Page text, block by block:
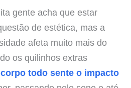
gente acha que estar
de estética, mas a
afeta muito mais do
os quilinhos extras
todo sente o impacto